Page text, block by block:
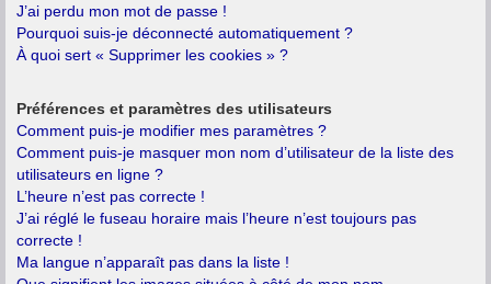
J’ai perdu mon mot de passe !
Pourquoi suis-je déconnecté automatiquement ?
À quoi sert « Supprimer les cookies » ?
Préférences et paramètres des utilisateurs
Comment puis-je modifier mes paramètres ?
Comment puis-je masquer mon nom d’utilisateur de la liste des
utilisateurs en ligne ?
L’heure n’est pas correcte !
J’ai réglé le fuseau horaire mais l’heure n’est toujours pas
correcte !
Ma langue n’apparaît pas dans la liste !